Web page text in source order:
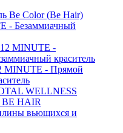
Be Color (Be Hair)
- Безаммиачный
MINUTE -
краситель
MINUTE - Прямой
WELLNESS
BE HAIR
вьющихся и